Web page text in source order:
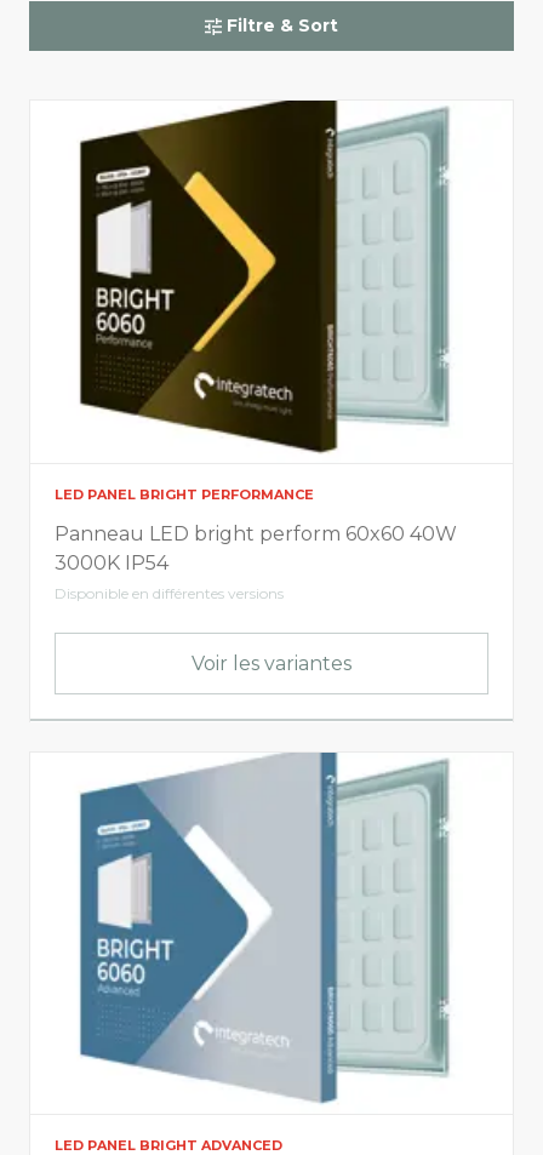
Terrains sportifs Filtre & Sort
LED PANEL BRIGHT PERFORMANCE
Panneau LED bright perform 60x60 40W
3000K IP54
Disponible en différentes versions
Voir les variantes
LED PANEL BRIGHT ADVANCED